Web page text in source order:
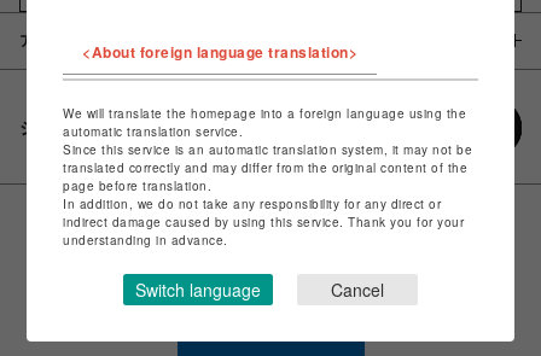
アイテム説明 / 素材
シェアする
<About foreign language translation>
We will translate the homepage into a foreign language using the
automatic translation service.
Since this service is an automatic translation system, it may not be
translated correctly and may differ from the original content of the
page before translation.
In addition, we do not take any responsibility for any direct or
indirect damage caused by using this service. Thank you for your
understanding in advance.
Switch language Cancel